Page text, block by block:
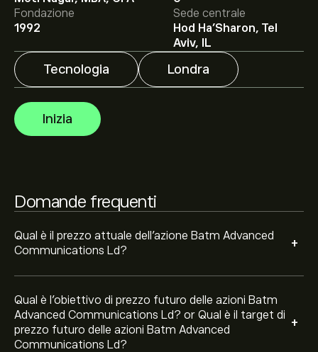
Fondazione
1992
Sede centrale
Hod Ha'Sharon, Tel
Aviv, IL
Tecnologia Londra
Inizia
Domande frequenti
Qual è il prezzo attuale dell'azione Batm Advanced
Communications Ld?
+
Qual è l'obiettivo di prezzo futuro delle azioni Batm
Advanced Communications Ld? or Qual è il target di
prezzo futuro delle azioni Batm Advanced
Communications Ld?
+
Il target di prezzo medio per le azioni Batm Advanced
Communications Ld è di 12.800‎p‎.Iscrivitisu eToro per
previsioni dettagliate degli analisti e obiettivi di prezzo.
Gli analisti offrono previsioni per le azioni Batm
Advanced Communications Ld basate su tendenze di
mercato, rapporti finanziari e crescita prevista.